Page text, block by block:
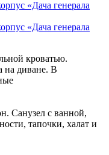
кроватью.
на диване. В
Санузел с ванной,
тапочки, халат и